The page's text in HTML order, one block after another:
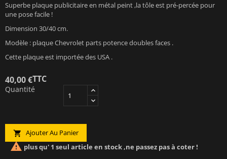
Superbe plaque publicitaire en métal peint ,la tôle est pré-percée pour
une pose facile !
Dimension 30/40 cm.
Modèle : plaque Chevrolet parts potence doubles faces .
Cette plaque est importée des USA .
40,00 €TTC
Quantité
 Ajouter Au Panier
 plus qu' 1 seul article en stock ,ne passez pas à coter !